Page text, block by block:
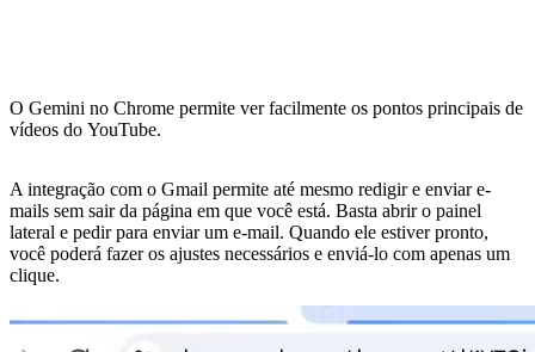
O Gemini no Chrome permite ver facilmente os pontos principais de
vídeos do YouTube.
A integração com o Gmail permite até mesmo redigir e enviar e-
mails sem sair da página em que você está. Basta abrir o painel
lateral e pedir para enviar um e-mail. Quando ele estiver pronto,
você poderá fazer os ajustes necessários e enviá-lo com apenas um
clique.